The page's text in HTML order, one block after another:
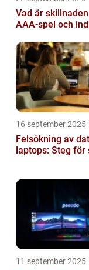
Vad är
AAA-spel och
16 september 2025
Felsökning av
laptops: Steg för
11 september 2025